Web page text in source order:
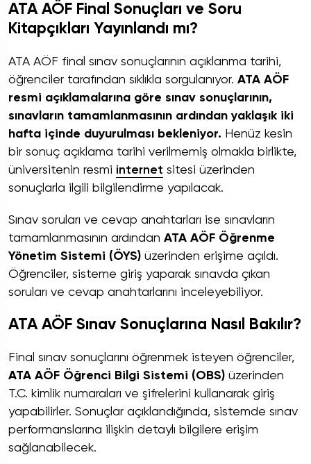
ATA AÖF Final Sonuçları ve Soru
Kitapçıkları Yayınlandı mı?
ATA AÖF final sınav sonuçlarının açıklanma tarihi,
öğrenciler tarafından sıklıkla sorgulanıyor. ATA AÖF
resmi açıklamalarına göre sınav sonuçlarının,
sınavların tamamlanmasının ardından yaklaşık iki
hafta içinde duyurulması bekleniyor. Henüz kesin
bir sonuç açıklama tarihi verilmemiş olmakla birlikte,
üniversitenin resmi internet sitesi üzerinden
sonuçlarla ilgili bilgilendirme yapılacak.
Sınav soruları ve cevap anahtarları ise sınavların
tamamlanmasının ardından ATA AÖF Öğrenme
Yönetim Sistemi (ÖYS) üzerinden erişime açıldı.
Öğrenciler, sisteme giriş yaparak sınavda çıkan
soruları ve cevap anahtarlarını inceleyebiliyor.
ATA AÖF Sınav Sonuçlarına Nasıl Bakılır?
Final sınav sonuçlarını öğrenmek isteyen öğrenciler,
ATA AÖF Öğrenci Bilgi Sistemi (OBS) üzerinden
T.C. kimlik numaraları ve şifrelerini kullanarak giriş
yapabilirler. Sonuçlar açıklandığında, sistemde sınav
performanslarına ilişkin detaylı bilgilere erişim
sağlanabilecek.